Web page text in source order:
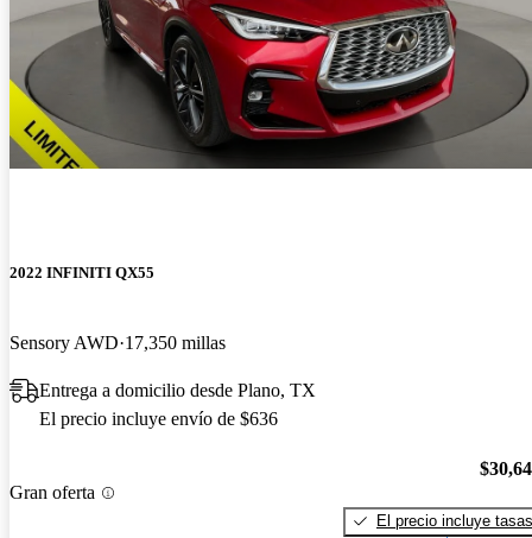
2022 INFINITI QX55
Sensory AWD 17,350 millas
Entrega a domicilio desde Plano, TX
El precio incluye envío de $636
Gran oferta
El precio incluye tasas